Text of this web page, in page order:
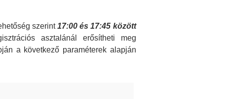
szerint17:00 és 17:45 között
asztalánál erősítheti meg
a következő paraméterek alapján